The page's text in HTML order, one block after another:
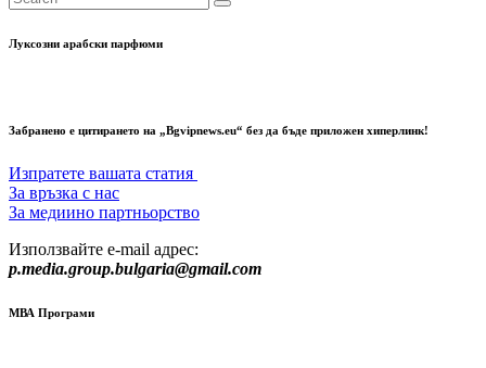
Луксозни арабски парфюми
Забранено е цитирането на „Bgvipnews.eu“ без да бъде приложен хиперлинк!
Изпратете вашата статия
За връзка с нас
За медиино партньорство
Използвайте e-mail адрес:
p.media.group.bulgaria@gmail.com
МВА Програми